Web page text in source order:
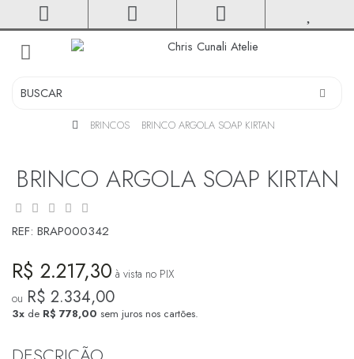
toggle
BRINCOS BRINCO ARGOLA SOAP KIRTAN
BRINCO ARGOLA SOAP KIRTAN
REF: BRAP000342
R$ 2.217,30 à vista no PIX
ou R$ 2.334,00
3x de R$ 778,00 sem juros nos cartões.